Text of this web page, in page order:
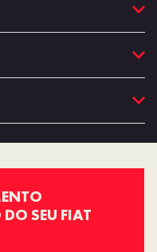
SEU FIAT